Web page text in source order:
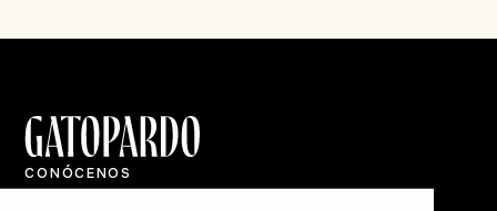
CONÓCENOS
Quiénes Somos